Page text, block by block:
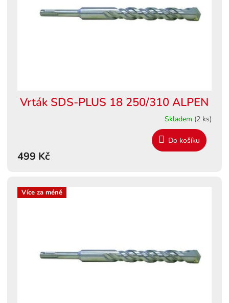
Vrták SDS-PLUS 18 250/310 ALPEN
Skladem (2 ks)
499 Kč
Do košíku
Více za méně